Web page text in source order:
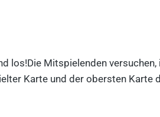
los!Die Mitspielenden
Karte und der obersten Karte